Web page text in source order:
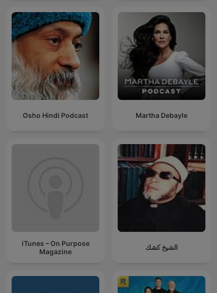
Osho Hindi Podcast Martha Debayle
iTunes – On Purpose
Magazine
الشيخ كشك